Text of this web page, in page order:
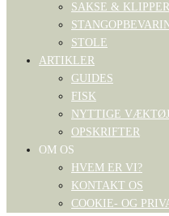
SAKSE &
STOLE
ARTIKLER
GUIDES
FISK
NYTTIGE
OPSKRIFTER
OM OS
HVEM ER VI?
KONTAKT OS
COOKIE- OG